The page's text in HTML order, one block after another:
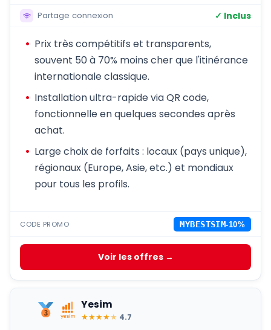
Partage connexion ✓ Inclus
Prix très compétitifs et transparents,
souvent 50 à 70% moins cher que l'itinérance
internationale classique.
Installation ultra-rapide via QR code,
fonctionnelle en quelques secondes après
achat.
Large choix de forfaits : locaux (pays unique),
régionaux (Europe, Asie, etc.) et mondiaux
pour tous les profils.
CODE PROMO MYBESTSIM-10%
Voir les offres →
Yesim
★★★★★ 4.7